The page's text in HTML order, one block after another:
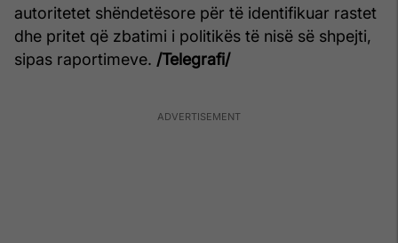
autoritetet shëndetësore për të identifikuar rastet
dhe pritet që zbatimi i politikës të nisë së shpejti,
sipas raportimeve. /Telegrafi/